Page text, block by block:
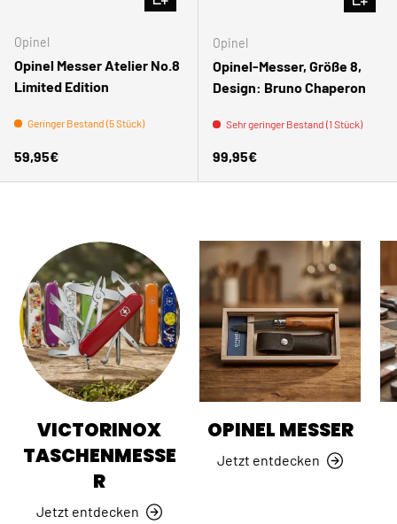
Opinel
Opinel Messer Atelier No.8
Limited Edition
Geringer Bestand (5 Stück)
Normaler Preis
59,95€
Opinel
Opinel-Messer, Größe 8,
Design: Bruno Chaperon
Sehr geringer Bestand (1 Stück)
Normaler Preis
99,95€
VICTORINOX
TASCHENMESSE
R
Jetzt entdecken
OPINEL MESSER
Jetzt entdecken